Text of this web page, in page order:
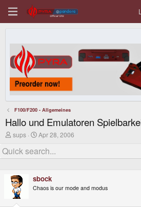
F100/F200 - Allgemeines
Hallo und Emulatoren
T
r
e
d
s
t
a
sups
S
a
r
a
t
Apr 28, 2006
sbock
Chaos is our mode and modus